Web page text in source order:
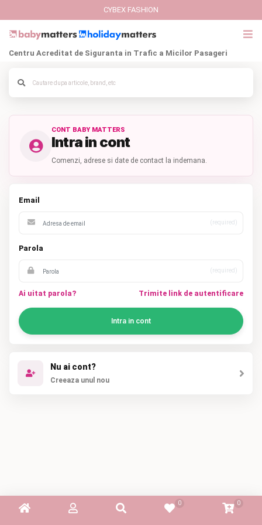
CYBEX FASHION
Centru Acreditat de Siguranta in Trafic a Micilor Pasageri
CONT BABY MATTERS
Intra in cont
Comenzi, adrese si date de contact la indemana.
Email
(required)
Parola
(required)
Ai uitat parola? Trimite link de autentificare
Intra in cont
Nu ai cont?
Creeaza unul nou